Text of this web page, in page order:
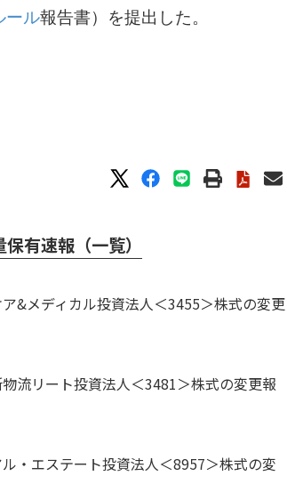
ール報告書）を提出した。
有速報（一覧）
&メディカル投資法人＜3455＞株式の変更
流リート投資法人＜3481＞株式の変更報
・エステート投資法人＜8957＞株式の変